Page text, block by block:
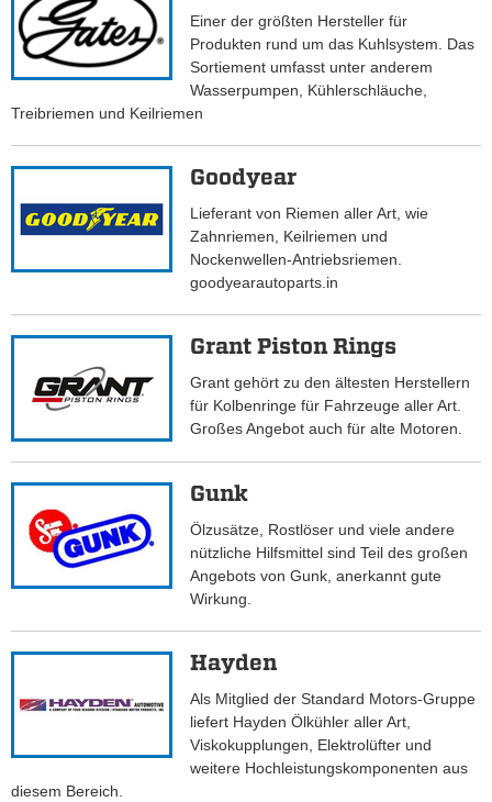
Einer der größten Hersteller für
Produkten rund um das Kuhlsystem. Das
Sortiement umfasst unter anderem
Wasserpumpen, Kühlerschläuche,
Treibriemen und Keilriemen
Goodyear
Lieferant von Riemen aller Art, wie
Zahnriemen, Keilriemen und
Nockenwellen-Antriebsriemen.
goodyearautoparts.in
Grant Piston Rings
Grant gehört zu den ältesten Herstellern
für Kolbenringe für Fahrzeuge aller Art.
Großes Angebot auch für alte Motoren.
Gunk
Ölzusätze, Rostlöser und viele andere
nützliche Hilfsmittel sind Teil des großen
Angebots von Gunk, anerkannt gute
Wirkung.
Hayden
Als Mitglied der Standard Motors-Gruppe
liefert Hayden Ölkühler aller Art,
Viskokupplungen, Elektrolüfter und
weitere Hochleistungskomponenten aus
diesem Bereich.